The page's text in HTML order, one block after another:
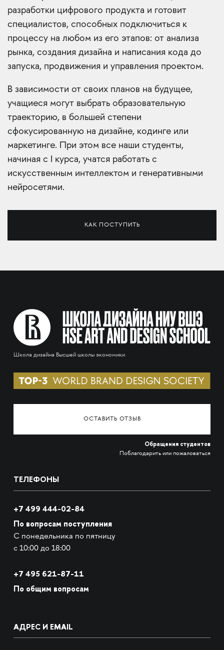
разработки цифрового продукта и готовит
специалистов, способных подключиться к
процессу на любом из его этапов: от анализа
рынка, создания дизайна и написания кода до
запуска, продвижения и управления проектом.
В зависимости от своих планов на будущее,
учащиеся могут выбрать образовательную
траекторию, в большей степени
сфокусированную на дизайне, кодинге или
маркетинге. При этом все наши студенты,
начиная с I курса, учатся работать с
искусственным интеллектом и генеративными
нейросетями.
КАК ПОСТУПИТЬ
Школа дизайна Высшей школы экономики
ОСТАВИТЬ ОТЗЫВ
Обращения студентов
Поблагодарить или пожаловаться
ТЕЛЕФОНЫ
+7 499 444-02-84
По вопросам поступления
С понедельника по пятницу
с 10:00 до 18:00
+7 495 621-87-11
По общим вопросам
АДРЕС И EMAIL